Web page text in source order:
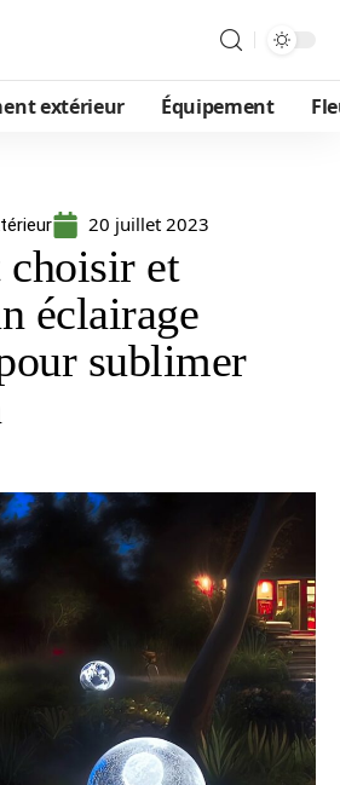
extérieur Équipement
20 juillet 2023
choisir et
éclairage
sublimer